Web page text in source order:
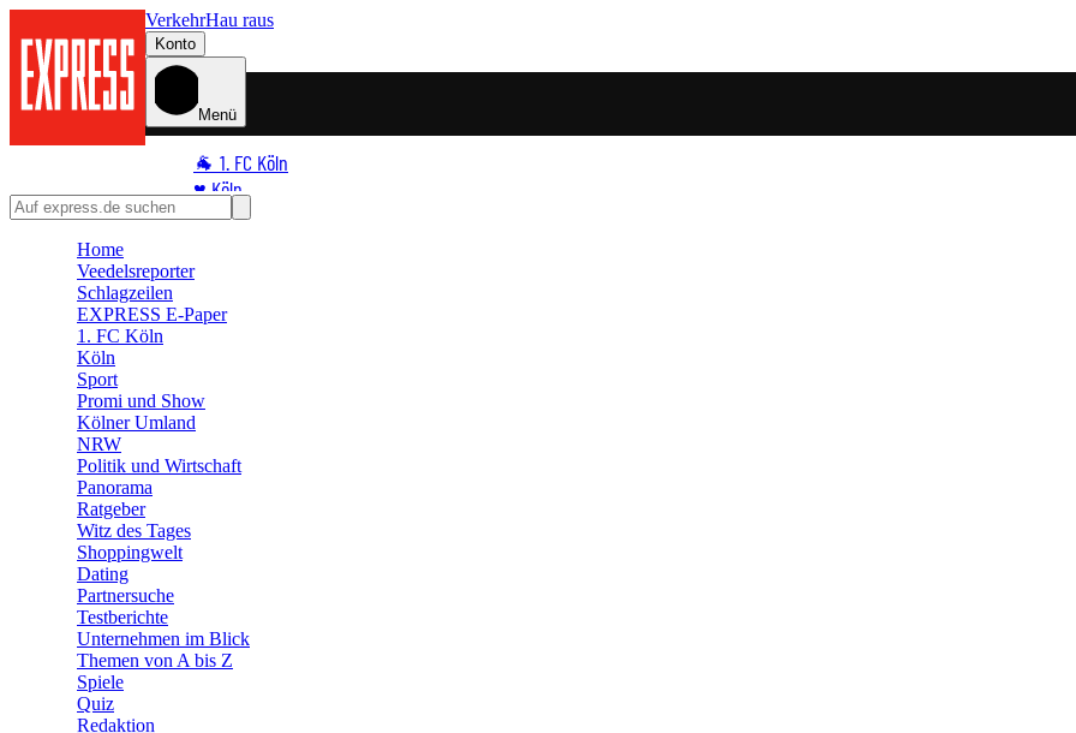
VerkehrHau raus
Konto
Menü
🐐 1. FC Köln
♥️ Köln
⭐ Promi
🛒 Shoppingwelt
🧩 Spiele
Home
Veedelsreporter
Schlagzeilen
EXPRESS E-Paper
1. FC Köln
Köln
Sport
Promi und Show
Kölner Umland
NRW
Politik und Wirtschaft
Panorama
Ratgeber
Witz des Tages
Shoppingwelt
Dating
Partnersuche
Testberichte
Unternehmen im Blick
Themen von A bis Z
Spiele
Quiz
Redaktion